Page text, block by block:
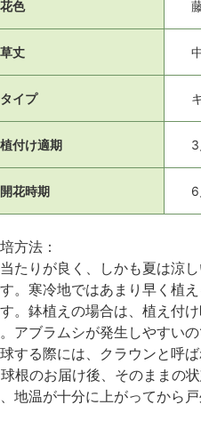
花色
草丈
タイプ
植付け適期
開花時期
方法：
たりが良く、しかも夏は涼
。寒冷地ではあまり早く植
。鉢植えの場合は、植え付
アブラムシが発生しやすい
する際には、クラウンと呼
根のお届け後、そのままの
地温が十分に上がってから